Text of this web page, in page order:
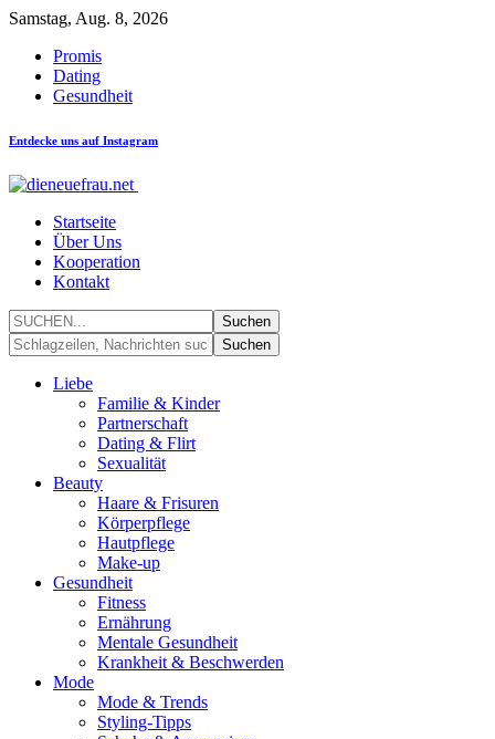
Samstag, Aug. 8, 2026
Promis
Dating
Gesundheit
Entdecke uns auf Instagram
Startseite
Über Uns
Kooperation
Kontakt
Liebe
Familie & Kinder
Partnerschaft
Dating & Flirt
Sexualität
Beauty
Haare & Frisuren
Körperpflege
Hautpflege
Make-up
Gesundheit
Fitness
Ernährung
Mentale Gesundheit
Krankheit & Beschwerden
Mode
Mode & Trends
Styling-Tipps